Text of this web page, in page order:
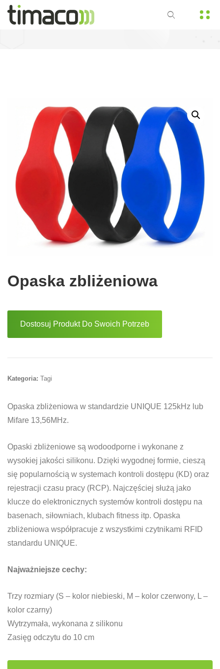
Opaska zbliżeniowa
Dostosuj Produkt Do Swoich Potrzeb
Kategoria: Tagi
Opaska zbliżeniowa w standardzie UNIQUE 125kHz lub
Mifare 13,56MHz.
Opaski zbliżeniowe są wodoodporne i wykonane z
wysokiej jakości silikonu. Dzięki wygodnej formie, cieszą
się popularnością w systemach kontroli dostępu (KD) oraz
rejestracji czasu pracy (RCP). Najczęściej służą jako
klucze do elektronicznych systemów kontroli dostępu na
basenach, siłowniach, klubach fitness itp. Opaska
zbliżeniowa współpracuje z wszystkimi czytnikami RFID
standardu UNIQUE.
Najważniejsze cechy:
Trzy rozmiary (S – kolor niebieski, M – kolor czerwony, L –
kolor czarny)
Wytrzymała, wykonana z silikonu
Zasięg odczytu do 10 cm